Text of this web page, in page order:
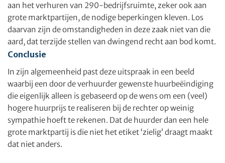
aan het verhuren van 290-bedrijfsruimte, zeker ook aan
grote marktpartijen, de nodige beperkingen kleven. Los
daarvan zijn de omstandigheden in deze zaak niet van die
aard, dat terzijde stellen van dwingend recht aan bod komt.
Conclusie
In zijn algemeenheid past deze uitspraak in een beeld
waarbij een door de verhuurder gewenste huurbeëindiging
die eigenlijk alleen is gebaseerd op de wens om een (veel)
hogere huurprijs te realiseren bij de rechter op weinig
sympathie hoeft te rekenen. Dat de huurder dan een hele
grote marktpartij is die niet het etiket ‘zielig’ draagt maakt
dat niet anders.